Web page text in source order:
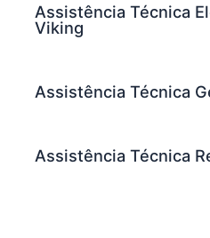
Assistência Técnica
Viking
Assistência Técnica
Assistência Técnica